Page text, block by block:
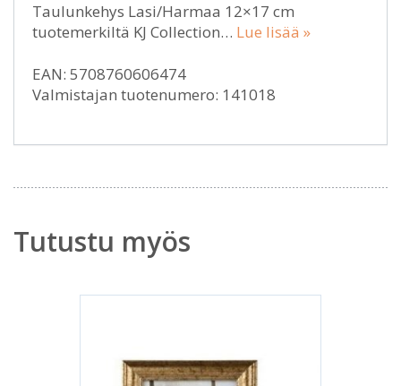
Taulunkehys Lasi/Harmaa 12×17 cm
tuotemerkiltä KJ Collection… Lue lisää »
EAN: 5708760606474
Valmistajan tuotenumero: 141018
Tutustu myös